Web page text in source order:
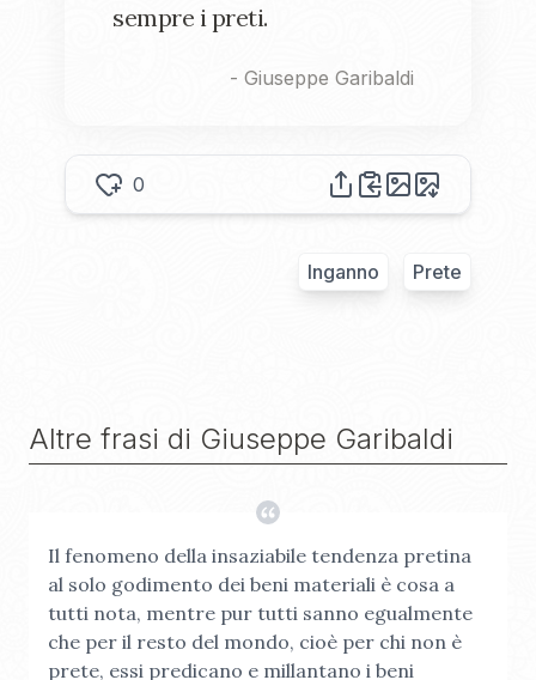
sempre i preti.
- Giuseppe Garibaldi
0
Inganno Prete
Altre frasi di Giuseppe Garibaldi
Il fenomeno della insaziabile tendenza pretina
al solo godimento dei beni materiali è cosa a
tutti nota, mentre pur tutti sanno egualmente
che per il resto del mondo, cioè per chi non è
prete, essi predicano e millantano i beni